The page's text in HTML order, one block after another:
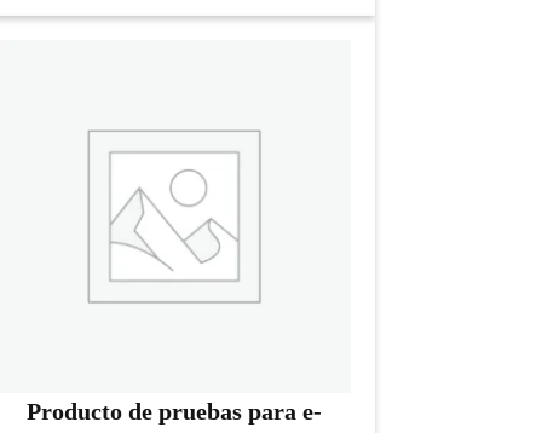
Producto de pruebas para e-